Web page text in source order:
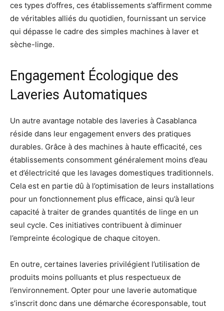
ces types d’offres, ces établissements s’affirment comme
de véritables alliés du quotidien, fournissant un service
qui dépasse le cadre des simples machines à laver et
sèche-linge.
Engagement Écologique des
Laveries Automatiques
Un autre avantage notable des laveries à Casablanca
réside dans leur engagement envers des pratiques
durables. Grâce à des machines à haute efficacité, ces
établissements consomment généralement moins d’eau
et d’électricité que les lavages domestiques traditionnels.
Cela est en partie dû à l’optimisation de leurs installations
pour un fonctionnement plus efficace, ainsi qu’à leur
capacité à traiter de grandes quantités de linge en un
seul cycle. Ces initiatives contribuent à diminuer
l’empreinte écologique de chaque citoyen.
En outre, certaines laveries privilégient l’utilisation de
produits moins polluants et plus respectueux de
l’environnement. Opter pour une laverie automatique
s’inscrit donc dans une démarche écoresponsable, tout